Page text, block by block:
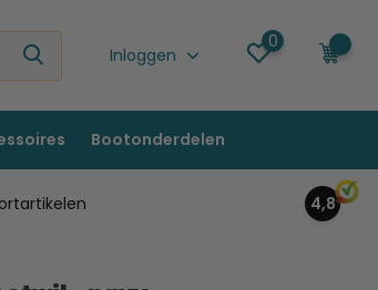
Inloggen
0
Bootonderdelen
4,8